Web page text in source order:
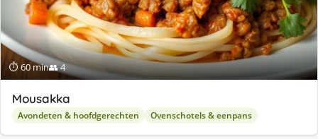
⏱ 60 min👥 4
Mousakka
Avondeten & hoofdgerechten Ovenschotels & eenpans